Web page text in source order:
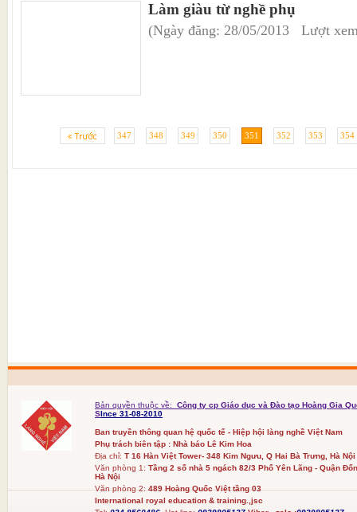
Làm giàu từ nghề phụ
(Ngày đăng: 28/05/2013 Lượt
347 348 349 350 351 352 353 354
Bản quyền thuộc về:
Công ty cp Giáo dục và Đào tạo Hoàng Gia
SInce 31-08-2010
Ban truyền thông quan hệ quốc tế - Hiệp hội làng nghề Việt Nam
Phụ trách biên tập : Nhà báo Lê Kim Hoa
Địa chỉ: T 16 Hàn Việt Tower- 348 Kim Ngưu, Q Hai Bà Trưng, Hà Nội
Văn phòng 1:Tầng 2 số nhà 5 ngách 82/3 Phố Yên Lãng - Quận
Hà Nội
Văn phòng 2:489 Hoàng Quốc Việt tầng 03
International royal education & training.,jsc